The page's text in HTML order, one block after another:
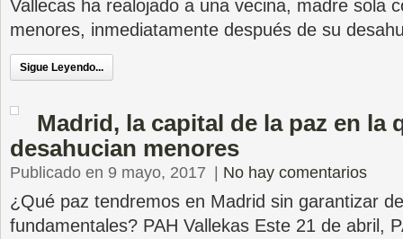
Vallecas ha realojado a una vecina, madre sola
menores, inmediatamente después de su
Sigue Leyendo...
Madrid, la capital de la paz en la
desahucian menores
Publicado en 9 mayo, 2017 No hay comentarios
¿Qué paz tendremos en Madrid sin garantizar
fundamentales? PAH Vallekas Este 21 de abril,